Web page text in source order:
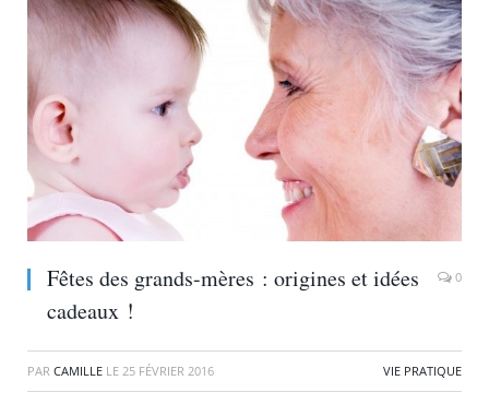
Fêtes des grands-mères : origines et idées
cadeaux !
0
PAR CAMILLE LE 25 FÉVRIER 2016 VIE PRATIQUE